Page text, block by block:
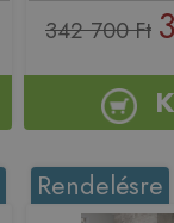
342 700 Ft
Rendelésre